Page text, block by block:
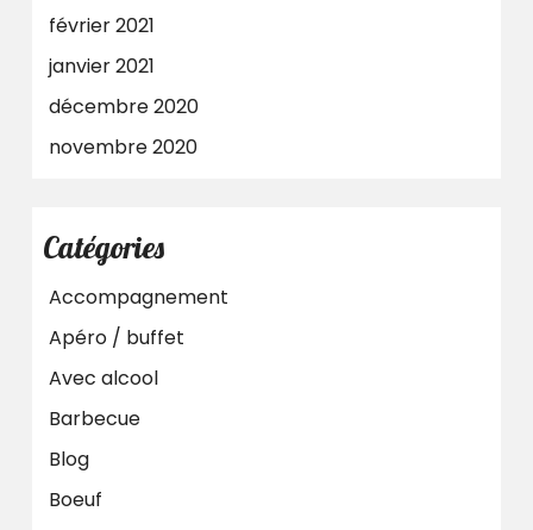
février 2021
janvier 2021
décembre 2020
novembre 2020
Catégories
Accompagnement
Apéro / buffet
Avec alcool
Barbecue
Blog
Boeuf